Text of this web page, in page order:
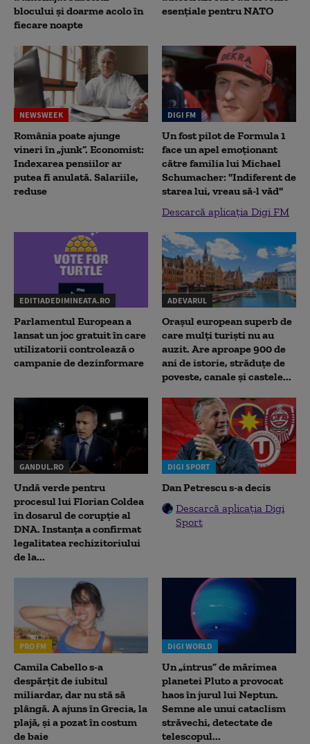
blocului și doarme acolo în
fiecare noapte
esențiale pentru NATO
NEWSWEEK
România poate ajunge
vineri în „junk”. Economist:
Indexarea pensiilor ar
putea fi anulată. Salariile,
reduse
DIGI FM
Un fost pilot de Formula 1
face un apel emoționant
către familia lui Michael
Schumacher: "Indiferent de
starea lui, vreau să-l văd"
Descarcă aplicația Digi FM
EDITIADEDIMINEATA.RO
Parlamentul European a
lansat un joc gratuit în care
utilizatorii controlează o
campanie de dezinformare
ADEVARUL
Orașul european superb de
care mulți turiști nu au
auzit. Are aproape 900 de
ani de istorie, străduțe de
poveste, canale și castele...
GANDUL.RO
Undă verde pentru
procesul lui Florian Coldea
în dosarul de corupție al
DNA. Instanța a confirmat
legalitatea rechizitoriului
de la...
DIGI SPORT
Dan Petrescu s-a decis
Descarcă aplicația Digi
Sport
PRO FM
Camila Cabello s-a
despărțit de iubitul
miliardar, dar nu stă să
plângă. A ajuns în Grecia, la
plajă, și a pozat în costum
de baie
DIGI WORLD
Un „intrus” de mărimea
planetei Pluto a provocat
haos în jurul lui Neptun.
Semne ale unui cataclism
străvechi, detectate de
telescopul...